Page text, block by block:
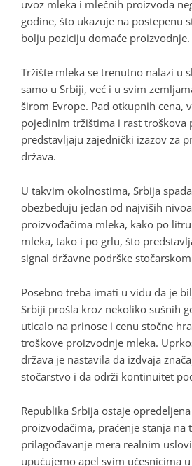
uvoz mleka i mlečnih proizvoda
godine, što ukazuje na postepenu
bolju poziciju domaće proizvodnje.
Tržište mleka se trenutno nalazi u
samo u Srbiji, već i u svim
širom Evrope. Pad otkupnih cena,
pojedinim tržištima i rast troškova
predstavljaju zajednički izazov za
država.
U takvim okolnostima, Srbija
obezbeđuju jedan od najviših
proizvođačima mleka, kako po
mleka, tako i po grlu, što
signal državne podrške
Posebno treba imati u vidu da je
Srbiji prošla kroz nekoliko sušnih
uticalo na prinose i cenu stočne
troškove proizvodnje mleka.
država je nastavila da izdvaja
stočarstvo i da održi kontinuitet
Republika Srbija ostaje
proizvođačima, praćenje stanja na
prilagođavanje mera realnim
upućujemo apel svim učesnicima